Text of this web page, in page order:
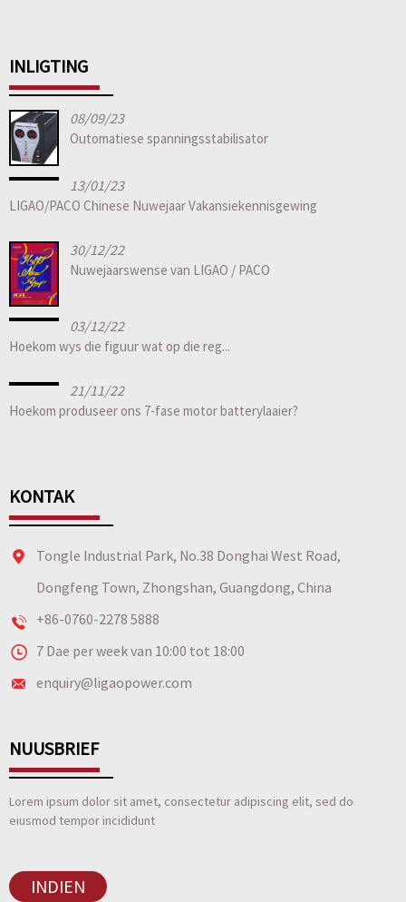
INLIGTING
08/09/23
Outomatiese spanningsstabilisator
13/01/23
LIGAO/PACO Chinese Nuwejaar Vakansiekennisgewing
30/12/22
Nuwejaarswense van LIGAO / PACO
03/12/22
Hoekom wys die figuur wat op die reg...
21/11/22
Hoekom produseer ons 7-fase motor batterylaaier?
KONTAK
Tongle Industrial Park, No.38 Donghai West Road,
Dongfeng Town, Zhongshan, Guangdong, China
+86-0760-2278 5888
7 Dae per week van 10:00 tot 18:00
enquiry@ligaopower.com
NUUSBRIEF
Lorem ipsum dolor sit amet, consectetur adipiscing elit, sed do
eiusmod tempor incididunt
INDIEN